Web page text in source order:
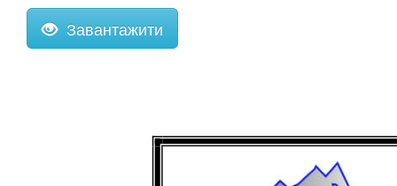
Завантажити